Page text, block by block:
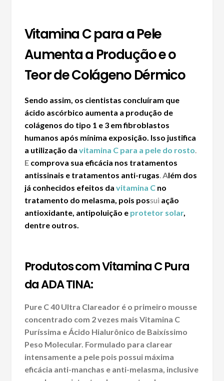
Vitamina C para a Pele
Aumenta a Produção e o
Teor de Colágeno Dérmico
Sendo assim, os cientistas concluíram que
ácido ascórbico aumenta a produção de
colágenos do tipo 1 e 3 em fibroblastos
humanos após mínima exposição. Isso justifica
a utilização da vitamina C para a pele do rosto.
E comprova sua eficácia nos tratamentos
antissinais e tratamentos anti-rugas.Além dos
já conhecidos efeitos da vitamina Cno
tratamento do melasma, pois possui ação
antioxidante, antipoluição e protetor solar,
dentre outros.
Produtos com Vitamina C Pura
da ADA TINA:
Pure C 40 Ultra Clareador é o primeiro mousse
concentrado com 2 vezes mais Vitamina C
Puríssima e Ácido Hialurônico de Baixíssimo
Peso Molecular. Formulado para clarear
intensamente a pele pois possui máxima
eficácia anti-manchas e anti-melasma, inclusive